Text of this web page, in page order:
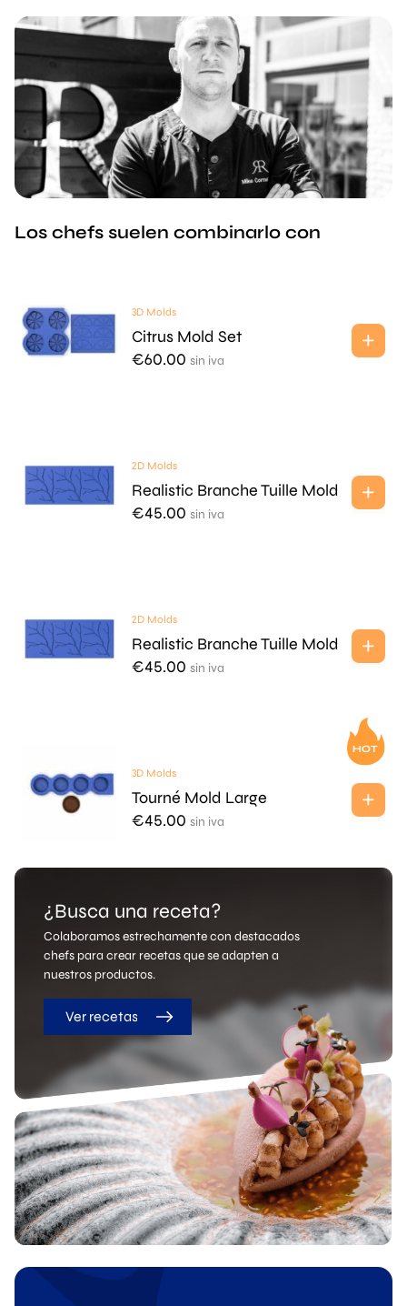
Los chefs suelen combinarlo con
3D Molds
Citrus Mold Set
€60.00 sin iva
2D Molds
Realistic Branche Tuille Mold
€45.00 sin iva
2D Molds
Realistic Branche Tuille Mold
€45.00 sin iva
3D Molds
Tourné Mold Large
€45.00 sin iva
¿Busca una receta?
Colaboramos estrechamente con destacados
chefs para crear recetas que se adapten a
nuestros productos.
Ver recetas